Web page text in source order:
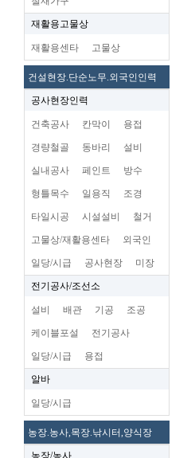
재활용고물상
재활용센타 고물상
건설현장.단순노무.외국인인력
공사현장인력
건축공사 칸막이 용접
경량철골 동바리 설비
실내공사 페인트 방수
형틀목수 일용직 조경
타일시공 시설설비 철거
고물상/재활용센타 외국인
일당/시급 공사현장 미장
전기공사/조선소
설비 배관 기공 조공
케이블포설 전기공사
일당/시급 용접
알바
일당/시급
농장.농사,목장.낚시터,양식장
농장/농사